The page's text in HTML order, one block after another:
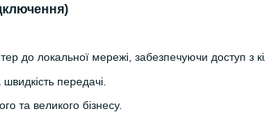
до локальної мережі, забезпечуючи доступ з
передачі.
та великого бізнесу.